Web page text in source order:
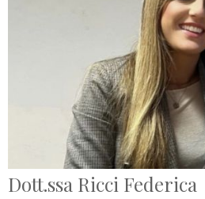
Dott.ssa Ricci Federica